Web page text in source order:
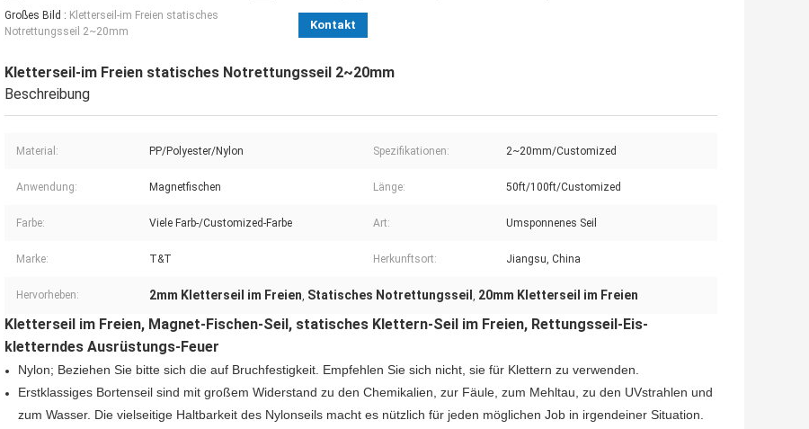
Großes Bild : Kletterseil-im Freien statisches
Notrettungsseil 2~20mm
Kontakt
Kletterseil-im Freien statisches Notrettungsseil 2~20mm
Beschreibung
Material: PP/Polyester/Nylon Spezifikationen: 2~20mm/Customized
Anwendung: Magnetfischen Länge: 50ft/100ft/Customized
Farbe: Viele Farb-/Customized-Farbe Art: Umsponnenes Seil
Marke: T&T Herkunftsort: Jiangsu, China
Hervorheben: 2mm Kletterseil im Freien, Statisches Notrettungsseil , 20mm Kletterseil im Freien
Kletterseil im Freien, Magnet-Fischen-Seil, statisches Klettern-Seil im Freien, Rettungsseil-Eis-
kletterndes Ausrüstungs-Feuer
Nylon; Beziehen Sie bitte sich die auf Bruchfestigkeit. Empfehlen Sie sich nicht, sie für Klettern zu verwenden.
Erstklassiges Bortenseil sind mit großem Widerstand zu den Chemikalien, zur Fäule, zum Mehltau, zu den UVstrahlen und
zum Wasser. Die vielseitige Haltbarkeit des Nylonseils macht es nützlich für jeden möglichen Job in irgendeiner Situation.